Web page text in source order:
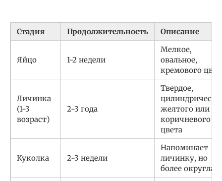
Стадия Продолжительность Описание
Яйцо 1-2 недели
Мелкое,
овальное,
кремового
Личинка
(1-3
возраст)
2-3 года
Твердое,
желтого или
коричневого
цвета
Куколка 2-3 недели
Напоминает
личинку, но
более округлая